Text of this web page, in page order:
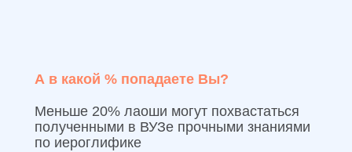
А в какой % попадаете Вы?
Меньше 20% лаоши могут похвастаться
полученными в ВУЗе прочными знаниями
по иероглифике